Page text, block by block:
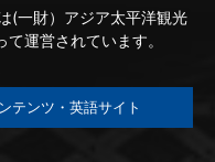
(一財）アジア太平洋観光
運営されています。
テンツ・英語サイト